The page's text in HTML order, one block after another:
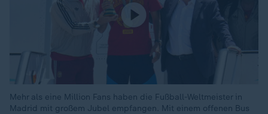
Mehr als eine Million Fans haben die Fußball-Weltmeister in
Madrid mit großem Jubel empfangen. Mit einem offenen Bus